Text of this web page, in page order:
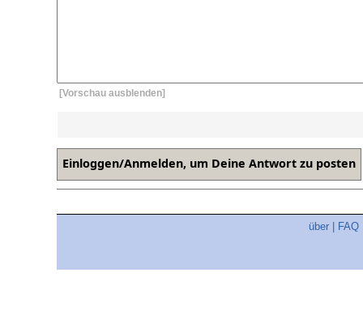
[Vorschau ausblenden]
über FAQ